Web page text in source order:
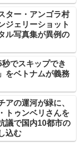
ター・アンゴラ村
ジェリーショット
写真集が異例の
秒でスキップでき
をベトナムが義務
アの運河が緑に、
トゥンベリさんを
議で国内10都市の
込む